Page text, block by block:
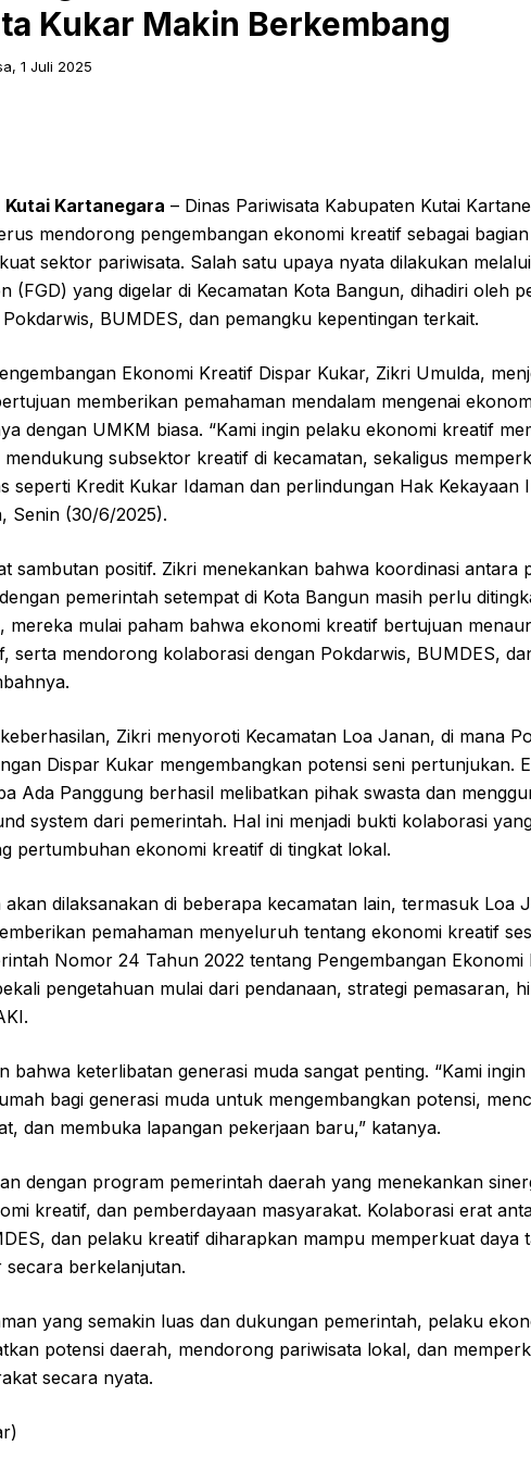
Kukar Makin Berkembang
1 Juli 2025
Kutai Kartanegara – Dinas Pariwisata Kabupaten Kutai
mendorong pengembangan ekonomi kreatif sebagai
sektor pariwisata. Salah satu upaya nyata dilakukan
(FGD) yang digelar di Kecamatan Kota Bangun, dihadiri oleh
BUMDES, dan pemangku kepentingan terkait.
Ekonomi Kreatif Dispar Kukar, Zikri Umulda,
memberikan pemahaman mendalam mengenai
dengan UMKM biasa. “Kami ingin pelaku ekonomi kreatif
subsektor kreatif di kecamatan, sekaligus
seperti Kredit Kukar Idaman dan perlindungan Hak Kekayaan
Senin (30/6/2025).
sambutan positif. Zikri menekankan bahwa koordinasi antara
pemerintah setempat di Kota Bangun masih perlu
mereka mulai paham bahwa ekonomi kreatif bertujuan
serta mendorong kolaborasi dengan Pokdarwis, BUMDES,
Zikri menyoroti Kecamatan Loa Janan, di mana
Dispar Kukar mengembangkan potensi seni pertunjukan.
Ada Panggung berhasil melibatkan pihak swasta dan
system dari pemerintah. Hal ini menjadi bukti kolaborasi
pertumbuhan ekonomi kreatif di tingkat lokal.
akan dilaksanakan di beberapa kecamatan lain, termasuk Loa
pemahaman menyeluruh tentang ekonomi kreatif
Nomor 24 Tahun 2022 tentang Pengembangan Ekonomi
pengetahuan mulai dari pendanaan, strategi pemasaran,
bahwa keterlibatan generasi muda sangat penting. “Kami
bagi generasi muda untuk mengembangkan potensi,
dan membuka lapangan pekerjaan baru,” katanya.
dengan program pemerintah daerah yang menekankan
kreatif, dan pemberdayaan masyarakat. Kolaborasi erat
dan pelaku kreatif diharapkan mampu memperkuat daya
secara berkelanjutan.
yang semakin luas dan dukungan pemerintah, pelaku
potensi daerah, mendorong pariwisata lokal, dan
secara nyata.